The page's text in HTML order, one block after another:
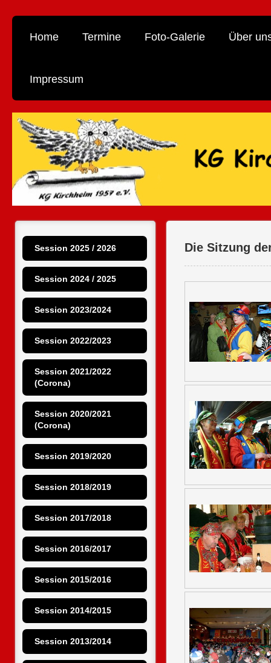
Home Termine Foto-Galerie Über
Impressum
Session 2025 / 2026
Session 2024 / 2025
Session 2023/2024
Session 2022/2023
Session 2021/2022
(Corona)
Session 2020/2021
(Corona)
Session 2019/2020
Session 2018/2019
Session 2017/2018
Session 2016/2017
Session 2015/2016
Session 2014/2015
Session 2013/2014
Die Sitzung